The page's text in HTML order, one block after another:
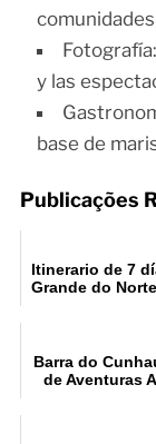
y las
base de
Publicações
Itinerario de 7
Grande do
Barra do
de Aventuras